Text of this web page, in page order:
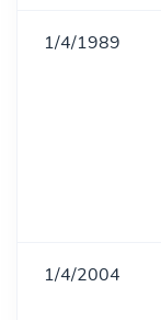
1/4/1989
1/4/2004